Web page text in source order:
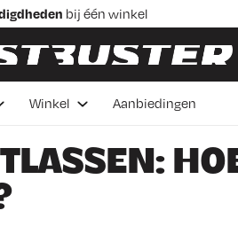
bij één winkel
Winkel Aanbiedingen